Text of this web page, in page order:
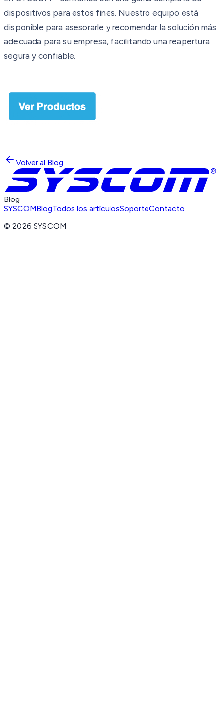
dispositivos para estos fines. Nuestro equipo está
disponible para asesorarle y recomendar la solución más
adecuada para su empresa, facilitando una reapertura
segura y confiable.
Volver al Blog
Blog
SYSCOMBlogTodos los artículosSoporteContacto
©2026 SYSCOM